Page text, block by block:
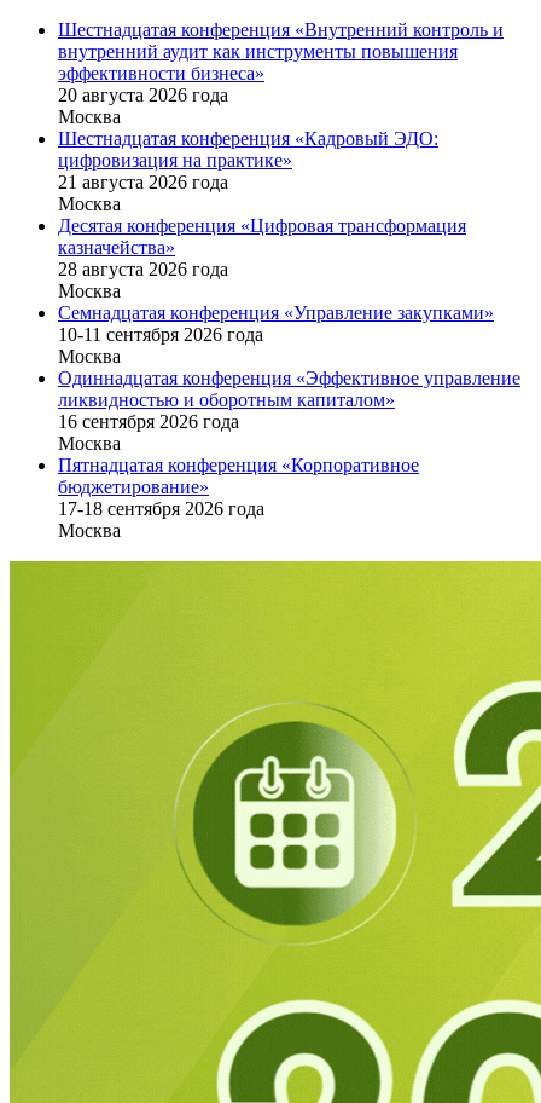
Шестнадцатая конференция «Внутренний контроль и
внутренний аудит как инструменты повышения
эффективности бизнеса»
20 августа 2026 года
Москва
Шестнадцатая конференция «Кадровый ЭДО:
цифровизация на практике»
21 августа 2026 года
Москва
Десятая конференция «Цифровая трансформация
казначейства»
28 августа 2026 года
Москва
Семнадцатая конференция «Управление закупками»
10-11 сентября 2026 года
Москва
Одиннадцатая конференция «Эффективное управление
ликвидностью и оборотным капиталом»
16 cентября 2026 года
Москва
Пятнадцатая конференция «Корпоративное
бюджетирование»
17-18 сентября 2026 года
Москва